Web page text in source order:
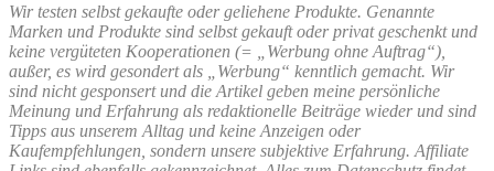
Wir testen selbst gekaufte oder geliehene Produkte. Genannte
Marken und Produkte sind selbst gekauft oder privat geschenkt und
keine vergüteten Kooperationen (= „Werbung ohne Auftrag“),
außer, es wird gesondert als „Werbung“ kenntlich gemacht. Wir
sind nicht gesponsert und die Artikel geben meine persönliche
Meinung und Erfahrung als redaktionelle Beiträge wieder und sind
Tipps aus unserem Alltag und keine Anzeigen oder
Kaufempfehlungen, sondern unsere subjektive Erfahrung. Affiliate